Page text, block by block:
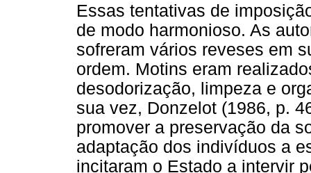
Essas tentativas de
de modo harmonioso. As
sofreram vários reveses em
ordem. Motins eram
desodorização, limpeza e
sua vez, Donzelot (1986, p.
promover a preservação da
adaptação dos indivíduos a
incitaram o Estado a intervir